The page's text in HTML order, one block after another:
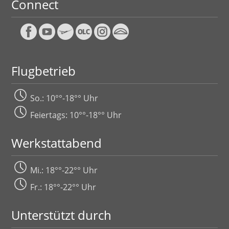
Connect
Flugbetrieb
So.: 10°°-18°° Uhr
Feiertags: 10°°-18°° Uhr
Werkstattabend
Mi.: 18°°-22°° Uhr
Fr.: 18°°-22°° Uhr
Unterstützt durch